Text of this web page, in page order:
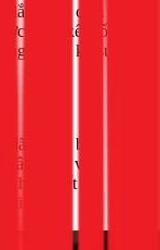
lắp đặt ổ cắm
Mọi kết nối
có bất kỳ sự
chuẩn bị.
bằng và
hành kết nối